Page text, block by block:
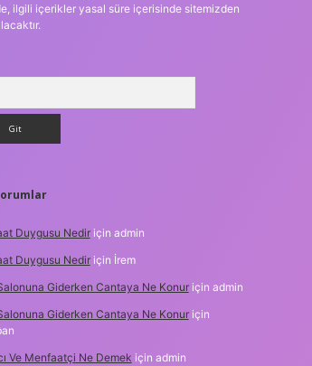
ilgili içerikler yasal süre içerisinde sitemizden
Duygusu Nediriçin admin
Duygusu Nediriçin İrem
Giderken Cantaya Ne Konuriçin admin
Giderken Cantaya Ne Konuriçin
Ve Menfaatçi Ne Demek için admin